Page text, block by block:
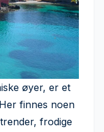
øyer, er et
finnes noen
frodige